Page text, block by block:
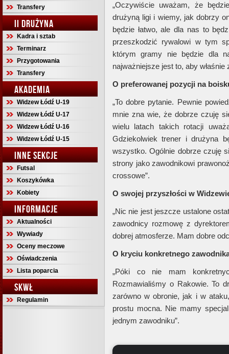
Transfery
II DRUŻYNA
Kadra i sztab
Terminarz
Przygotowania
Transfery
AKADEMIA
Widzew Łódź U-19
Widzew Łódź U-17
Widzew Łódź U-16
Widzew Łódź U-15
INNE SEKCJE
Futsal
Koszykówka
Kobiety
INFORMACJE
Aktualności
Wywiady
Oceny meczowe
Oświadczenia
Lista poparcia
SKWŁ
Regulamin
„Oczywiście uważam, że
drużyną ligi i wiemy, jak dobrzy
będzie łatwo, ale dla nas to
przeszkodzić rywalowi w tym
którym gramy nie będzie dla
najważniejsze jest to, aby
O preferowanej pozycji na
„To dobre pytanie. Pewnie
mnie zna wie, że dobrze czuję
wielu latach takich rotacji
Gdziekolwiek trener i drużyna
wszystko. Ogólnie dobrze czuję
strony jako zawodnikowi
crossowe”.
O swojej przyszłości w
„Nic nie jest jeszcze ustalone
zawodnicy rozmowę z
dobrej atmosferze. Mam dobre
O kryciu konkretnego
„Póki co nie mam
Rozmawialiśmy o Rakowie. To
zarówno w obronie, jak i w
prostu mocna. Nie mamy
jednym zawodniku”.